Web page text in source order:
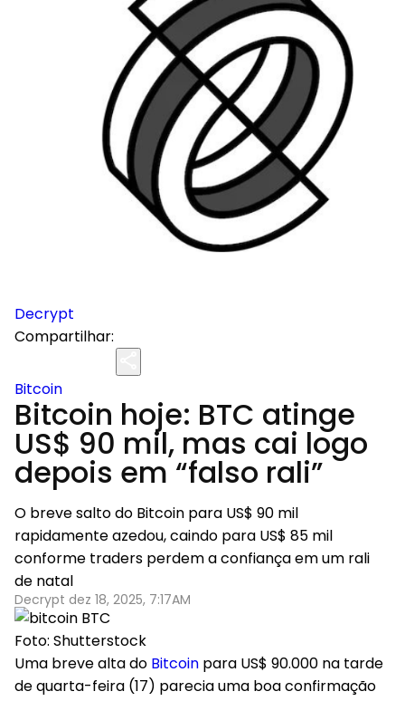
Decrypt
Compartilhar:
Bitcoin
Bitcoin hoje: BTC atinge
US$ 90 mil, mas cai logo
depois em “falso rali”
O breve salto do Bitcoin para US$ 90 mil
rapidamente azedou, caindo para US$ 85 mil
conforme traders perdem a confiança em um rali
de natal
Decrypt dez 18, 2025, 7:17AM
Foto: Shutterstock
Uma breve alta do Bitcoin para US$ 90.000 na tarde
de quarta-feira (17) parecia uma boa confirmação